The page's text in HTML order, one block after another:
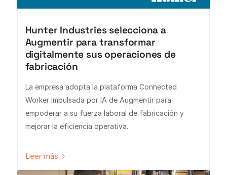
Hunter Industries selecciona a
Augmentir para transformar
digitalmente sus operaciones de
fabricación
La empresa adopta la plataforma Connected
Worker impulsada por IA de Augmentir para
empoderar a su fuerza laboral de fabricación y
mejorar la eficiencia operativa.
Leer más